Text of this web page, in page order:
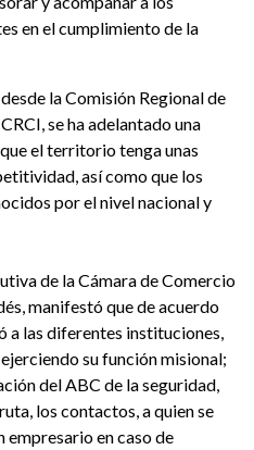
en el cumplimiento de la
la Comisión Regional de
se ha adelantado una
el territorio tenga unas
así como que los
por el nivel nacional y
de la Cámara de Comercio
manifestó que de acuerdo
a las diferentes instituciones,
su función misional;
del ABC de la seguridad,
los contactos, a quien se
empresario en caso de